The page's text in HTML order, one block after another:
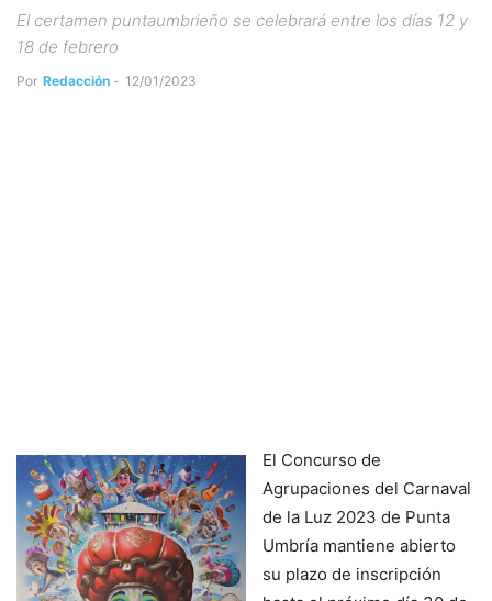
El certamen puntaumbrieño se celebrará entre los días 12 y
18 de febrero
Por Redacción - 12/01/2023
El Concurso de
Agrupaciones del Carnaval
de la Luz 2023 de Punta
Umbría mantiene abierto
su plazo de inscripción